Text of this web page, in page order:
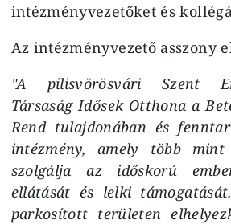
intézményvezetőket és
Az intézményvezető asszony
"A pilisvörösvári Szent
Társaság Idősek Otthona a
Rend tulajdonában és
intézmény, amely több
szolgálja az időskorú
ellátását és lelki
parkosított területen